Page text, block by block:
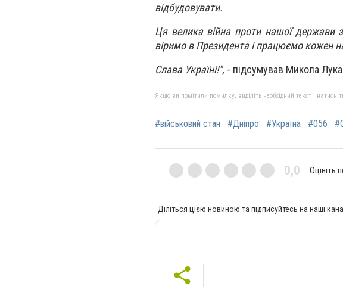
відбудовувати.
Ця велика війна проти нашої
віримо в Президента і працюємо кожен
Слава Україні!", - підсумував Микола
Якщо ви помітили помилку, виділіть необхідний текст і
#військовий стан #Дніпро #Україна #056
0,0 Оцініть
Діліться цією новиною та підписуйтесь на наші